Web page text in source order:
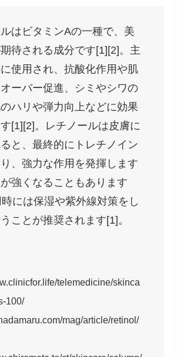
はビタミンAの一種で、美
待される成分です[1][2]。主
使用され、抗酸化作用や肌
ーバー促進、シミやシワの
ハリや弾力向上などに効果
[1][2]。レチノールは皮膚に
と、最終的にトレチノイン
、強力な作用を発揮します
強くなることもあります
には保湿や紫外線対策をし
ことが推奨されます[1]。
telemedicine/skinca
100/
mag/article/retinol/